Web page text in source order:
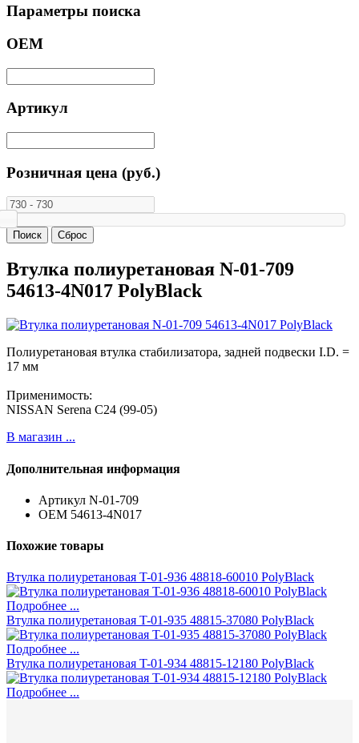
Параметры поиска
ОЕМ
Артикул
Розничная цена (руб.)
Втулка полиуретановая N-01-709
54613-4N017 PolyBlack
Полиуретановая втулка стабилизатора, задней подвески I.D. =
17 мм
Применимость:
NISSAN Serena C24 (99-05)
В магазин ...
Дополнительная информация
Артикул N-01-709
ОЕМ 54613-4N017
Похожие товары
Втулка полиуретановая T-01-936 48818-60010 PolyBlack
Подробнее ...
Втулка полиуретановая T-01-935 48815-37080 PolyBlack
Подробнее ...
Втулка полиуретановая T-01-934 48815-12180 PolyBlack
Подробнее ...